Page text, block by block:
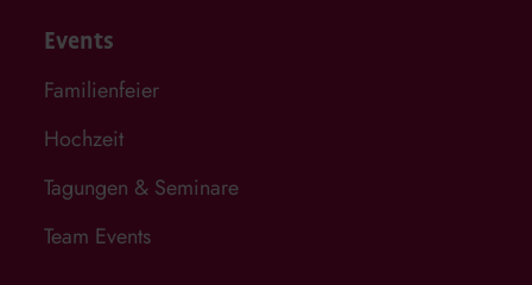
Events
Familienfeier
Hochzeit
Tagungen & Seminare
Team Events